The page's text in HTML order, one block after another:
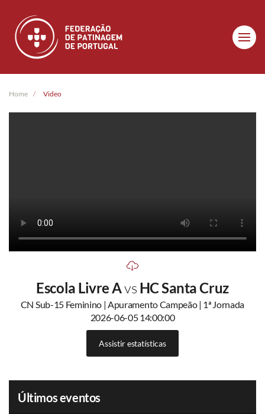
Skip to main content
Home Video
Escola Livre Avs HC Santa Cruz
CN Sub-15 Feminino | Apuramento Campeão | 1ª Jornada
2026-06-05 14:00:00
Assistir estatísticas
Últimos eventos